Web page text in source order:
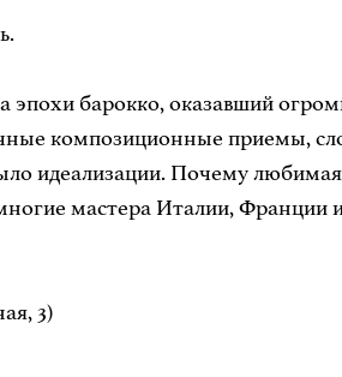
барокко, оказавший
композиционные приемы,
идеализации. Почему
мастера Италии, Франции
3)